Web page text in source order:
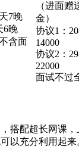
7晚
6晚
含面
（进面赠
金）
协议1：
14000
协议2：
22000
面试不过
搭配超长网课
以充分利用起